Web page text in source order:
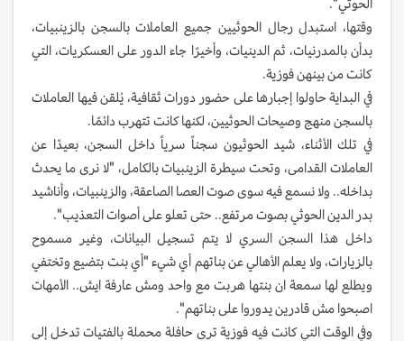
الحوثي".
وقتها، استبدل رجال الحوثيين جميع العاملات بالسجن بالزينبيات،
بدأن بالمدرنيات، ثم الدينيات، وأخيرًا جاء الدور على العسكريات، التي
كانت من بينهن فوزية.
في البداية حاولوا إجبارها على حضور دورات ثقافية، يُلقن فيها العاملات
بالسجن منهج وصيحات الحوثيين، لكنها كانت تتهرب دائمًا.
في تلك الأثناء، شيد الحوثيون سجناً سرياً داخل السجن، بعيدًا عن
العاملات القدامى، وتحت سيطرة الزينبيات بالكامل، "لا نرى ما يحدث
بداخله.. ولا نسمع فيه سوى صوت العصا الصاعقة، والزينبيات، وأناشيد
بدر الدين الحوثي بصوت مرتفع.. حتى تعلو على أصوات التعذيب".
داخل هذا السجن السري لا يتم تسجيل البيانات، وغير مسموح
بالزيارات، ولا يعلم الأهالي عن بناتهم أي شيء "أي بنت بتضيع وتختفي
ويطلع لها سمعة ان بنتها هربت مع واحد ومش عارفة ايش.. الأمهات
اصبحوا مش قادرين يدوروا على بناتهم".
وفي الوقت التي كانت فيه فوزية ترى حافلة محملة بالفتيات تدخل إلى